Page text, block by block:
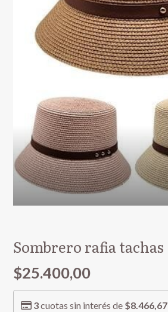
Sombrero rafia tachas
$25.400,00
3cuotas sin interés de $8.466,67